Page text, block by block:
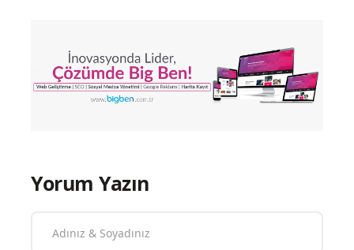
Yorum Yazın